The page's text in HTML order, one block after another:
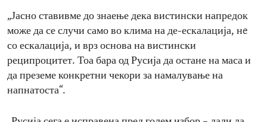
„Јасно ставивме до знаење дека вистински напредок
може да се случи само во клима на де-ескалација, нe
со ескалација, и врз основа на вистински
реципроцитет. Тоа бара од Русија да остане на маса и
да преземе конкретни чекори за намалување на
напнатоста“.